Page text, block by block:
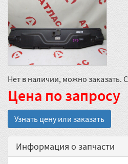
Нет в наличии, можно заказать.
Цена по запросу
Узнать цену или заказать
Информация о запчасти